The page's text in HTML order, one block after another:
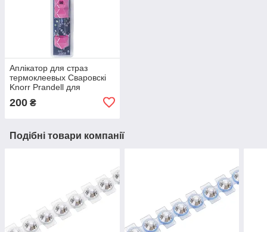
Аплікатор для страз
термоклеевых Сваровскі
Knorr Prandell для
200 ₴
Подібні товари компанії